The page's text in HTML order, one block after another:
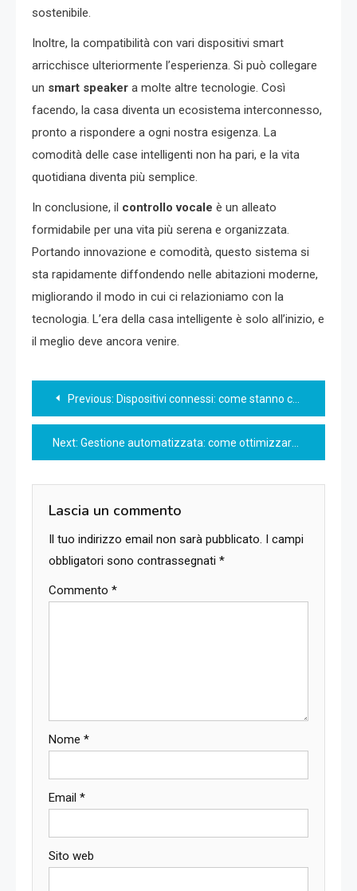
sostenibile.
Inoltre, la compatibilità con vari dispositivi smart
arricchisce ulteriormente l’esperienza. Si può collegare
un smart speaker a molte altre tecnologie. Così
facendo, la casa diventa un ecosistema interconnesso,
pronto a rispondere a ogni nostra esigenza. La
comodità delle case intelligenti non ha pari, e la vita
quotidiana diventa più semplice.
In conclusione, il controllo vocale è un alleato
formidabile per una vita più serena e organizzata.
Portando innovazione e comodità, questo sistema si
sta rapidamente diffondendo nelle abitazioni moderne,
migliorando il modo in cui ci relazioniamo con la
tecnologia. L’era della casa intelligente è solo all’inizio, e
il meglio deve ancora venire.
Navigazione
articoli
Previous: Dispositivi connessi: come stanno cambiando la nostra vita quotidiana
Next: Gestione automatizzata: come ottimizzare i processi aziendali
Lascia un commento
Il tuo indirizzo email non sarà pubblicato. I campi
obbligatori sono contrassegnati *
Commento *
Nome *
Email *
Sito web